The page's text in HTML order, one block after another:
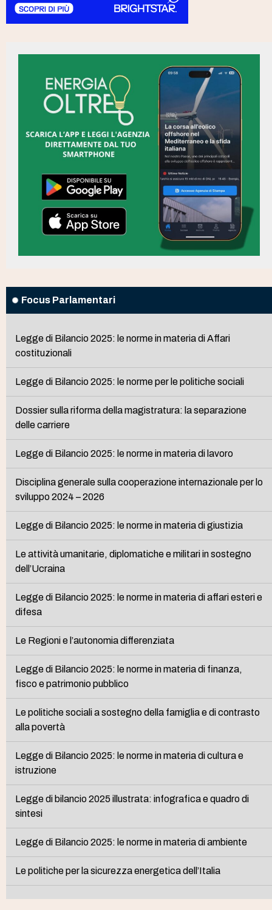
Focus Parlamentari
Legge di Bilancio 2025: le norme in materia di Affari
costituzionali
Legge di Bilancio 2025: le norme per le politiche sociali
Dossier sulla riforma della magistratura: la separazione
delle carriere
Legge di Bilancio 2025: le norme in materia di lavoro
Disciplina generale sulla cooperazione internazionale per lo
sviluppo 2024 – 2026
Legge di Bilancio 2025: le norme in materia di giustizia
Le attività umanitarie, diplomatiche e militari in sostegno
dell’Ucraina
Legge di Bilancio 2025: le norme in materia di affari esteri e
difesa
Le Regioni e l’autonomia differenziata
Legge di Bilancio 2025: le norme in materia di finanza,
fisco e patrimonio pubblico
Le politiche sociali a sostegno della famiglia e di contrasto
alla povertà
Legge di Bilancio 2025: le norme in materia di cultura e
istruzione
Legge di bilancio 2025 illustrata: infografica e quadro di
sintesi
Legge di Bilancio 2025: le norme in materia di ambiente
Le politiche per la sicurezza energetica dell’Italia